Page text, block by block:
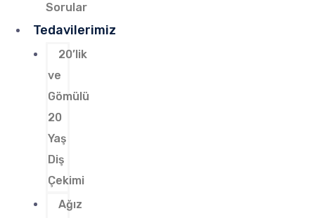
Sorular
Tedavilerimiz
20’lik
ve
Gömülü
20
Yaş
Diş
Çekimi
Ağız